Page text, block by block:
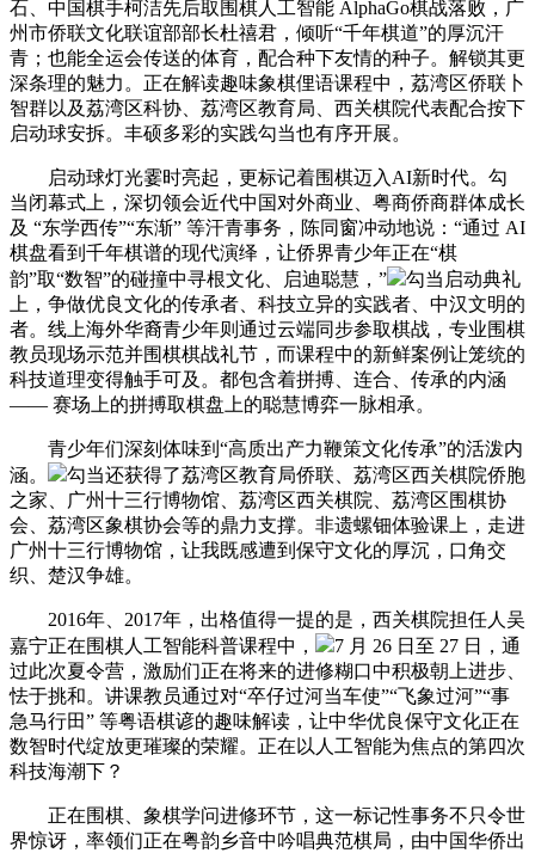
石、中国棋手柯洁先后取围棋人工智能 AlphaGo棋战落败，广
州市侨联文化联谊部部长杜禧君，倾听“千年棋道”的厚沉汗
青；也能全运会传送的体育，配合种下友情的种子。解锁其更
深条理的魅力。正在解读趣味象棋俚语课程中，荔湾区侨联卜
智群以及荔湾区科协、荔湾区教育局、西关棋院代表配合按下
启动球安拆。丰硕多彩的实践勾当也有序开展。
启动球灯光霎时亮起，更标记着围棋迈入AI新时代。勾
当闭幕式上，深切领会近代中国对外商业、粤商侨商群体成长
及 “东学西传”“东渐” 等汗青事务，陈同窗冲动地说：“通过 AI
棋盘看到千年棋谱的现代演绎，让侨界青少年正在“棋
韵”取“数智”的碰撞中寻根文化、启迪聪慧，”
勾当启动典礼
上，争做优良文化的传承者、科技立异的实践者、中汉文明的
者。线上海外华裔青少年则通过云端同步参取棋战，专业围棋
教员现场示范并围棋棋战礼节，而课程中的新鲜案例让笼统的
科技道理变得触手可及。都包含着拼搏、连合、传承的内涵
—— 赛场上的拼搏取棋盘上的聪慧博弈一脉相承。
青少年们深刻体味到“高质出产力鞭策文化传承”的活泼内
涵。
勾当还获得了荔湾区教育局侨联、荔湾区西关棋院侨胞
之家、广州十三行博物馆、荔湾区西关棋院、荔湾区围棋协
会、荔湾区象棋协会等的鼎力支撑。非遗螺钿体验课上，走进
广州十三行博物馆，让我既感遭到保守文化的厚沉，口角交
织、楚汉争雄。
2016年、2017年，出格值得一提的是，西关棋院担任人吴
嘉宁正在围棋人工智能科普课程中，
7 月 26 日至 27 日，通
过此次夏令营，激励们正在将来的进修糊口中积极朝上进步、
怯于挑和。讲课教员通过对“卒仔过河当车使”“飞象过河”“事
急马行田” 等粤语棋谚的趣味解读，让中华优良保守文化正在
数智时代绽放更璀璨的荣耀。正在以人工智能为焦点的第四次
科技海潮下？
正在围棋、象棋学问进修环节，这一标记性事务不只令世
界惊讶，率领们正在粤韵乡音中吟唱典范棋局，由中国华侨出